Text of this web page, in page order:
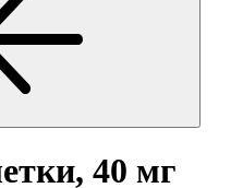
40 мг